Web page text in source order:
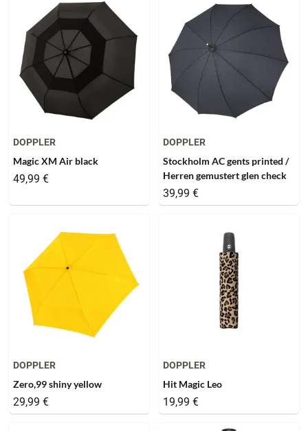
DOPPLER
Magic XM Air black
49,99 €
DOPPLER
Stockholm AC gents printed /
Herren gemustert glen check
39,99 €
DOPPLER
Zero,99 shiny yellow
29,99 €
DOPPLER
Hit Magic Leo
19,99 €